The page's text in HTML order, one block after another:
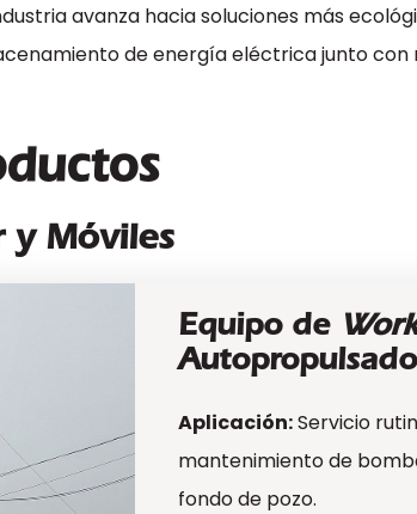
avanza hacia soluciones más
de energía eléctrica junto con
y Móviles
Equipo de
Autopropulsado
Aplicación:Servicio
mantenimiento de
fondo de pozo.